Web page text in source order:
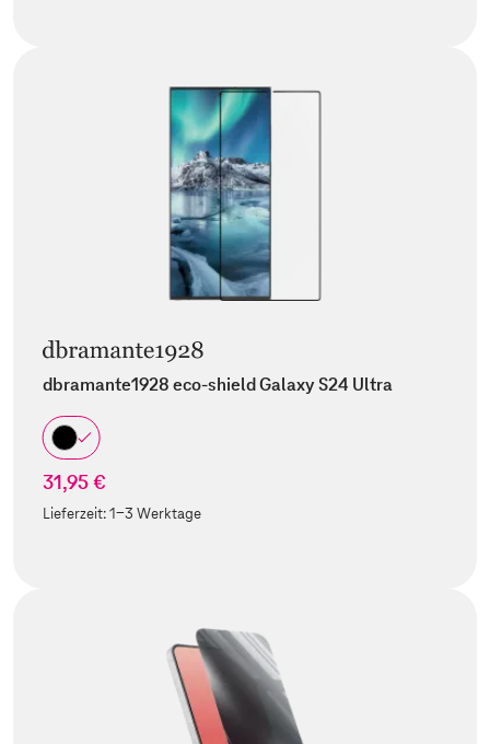
dbramante1928 eco-shield Galaxy S24 Ultra
31,95 €
Lieferzeit:1-3 Werktage